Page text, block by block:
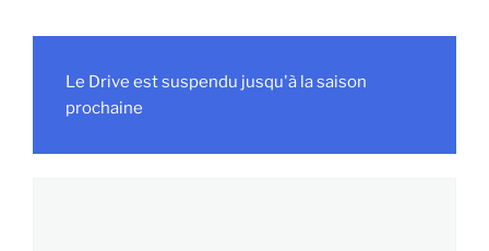
Le Drive est suspendu jusqu'à la saison
prochaine